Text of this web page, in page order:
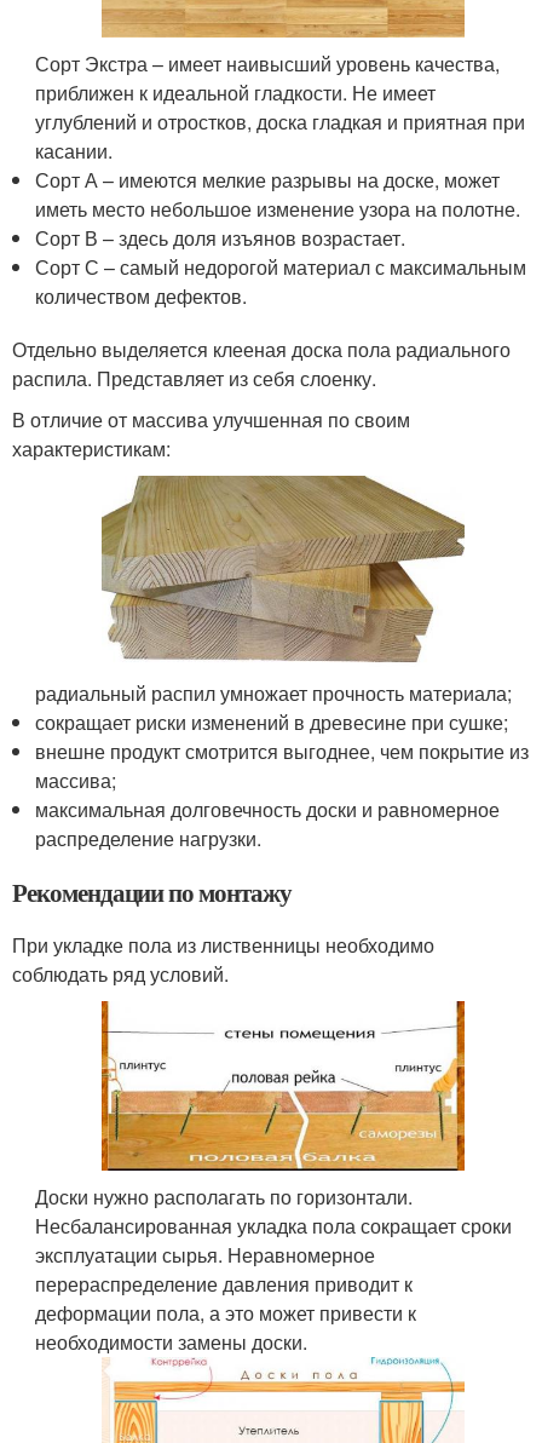
Сорт Экстра – имеет наивысший уровень качества,
приближен к идеальной гладкости. Не имеет
углублений и отростков, доска гладкая и приятная при
касании.
Сорт А – имеются мелкие разрывы на доске, может
иметь место небольшое изменение узора на полотне.
Сорт В – здесь доля изъянов возрастает.
Сорт С – самый недорогой материал с максимальным
количеством дефектов.
Отдельно выделяется клееная доска пола радиального
распила. Представляет из себя слоенку.
В отличие от массива улучшенная по своим
характеристикам:
радиальный распил умножает прочность материала;
сокращает риски изменений в древесине при сушке;
внешне продукт смотрится выгоднее, чем покрытие из
массива;
максимальная долговечность доски и равномерное
распределение нагрузки.
Рекомендации по монтажу
При укладке пола из лиственницы необходимо
соблюдать ряд условий.
Доски нужно располагать по горизонтали.
Несбалансированная укладка пола сокращает сроки
эксплуатации сырья. Неравномерное
перераспределение давления приводит к
деформации пола, а это может привести к
необходимости замены доски.